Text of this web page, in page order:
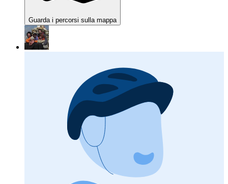
Guarda i percorsi sulla mappa